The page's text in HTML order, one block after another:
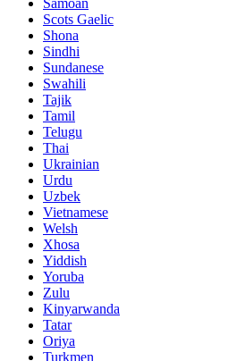
Samoan
Scots Gaelic
Shona
Sindhi
Sundanese
Swahili
Tajik
Tamil
Telugu
Thai
Ukrainian
Urdu
Uzbek
Vietnamese
Welsh
Xhosa
Yiddish
Yoruba
Zulu
Kinyarwanda
Tatar
Oriya
Turkmen